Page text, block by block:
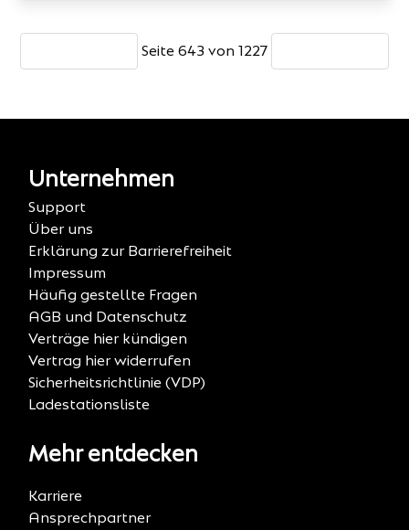
Seite 643 von 1227
Unternehmen
Support
Über uns
Erklärung zur Barrierefreiheit
Impressum
Häufig gestellte Fragen
AGB und Datenschutz
Verträge hier kündigen
Vertrag hier widerrufen
Sicherheitsrichtlinie (VDP)
Ladestationsliste
Mehr entdecken
Karriere
Ansprechpartner